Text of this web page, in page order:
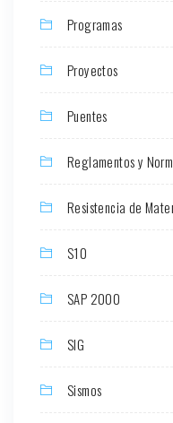
Programas
Proyectos
Puentes
Reglamentos y
Resistencia de
S10
SAP 2000
SIG
Sismos